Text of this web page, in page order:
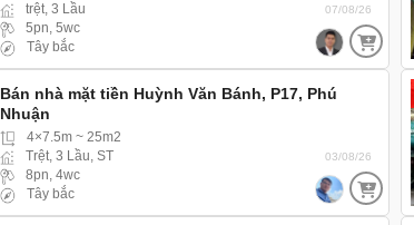
trệt, 3 Lầu
5pn, 5wc
Tây bắc
07/08/26
Bán nhà mặt tiền Huỳnh Văn Bánh, P17, Phú
Nhuận
4×7.5m ~ 25m2
Trệt, 3 Lầu, ST
8pn, 4wc
Tây bắc
03/08/26